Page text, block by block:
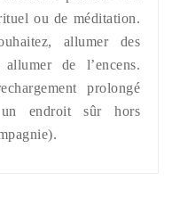
ou de méditation.
allumer des
de l’encens.
prolongé
endroit sûr hors